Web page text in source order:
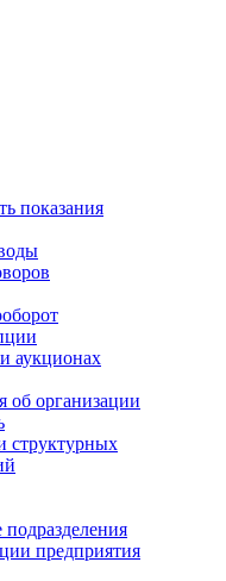
показания
аукционах
организации
структурных
предприятия